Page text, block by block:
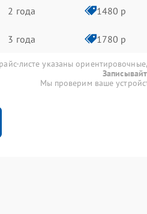
2 года 1480 р
3 года 1780 р
листе указаны
Мы проверим ваше